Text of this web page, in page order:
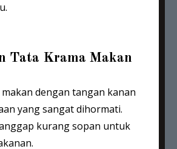
Tata Krama Makan
makan dengan tangan kanan
yang sangat dihormati.
kurang sopan untuk